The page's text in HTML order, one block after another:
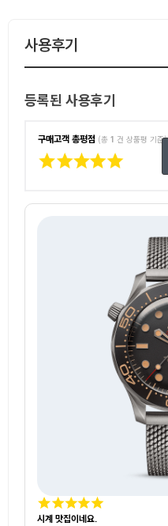
사용후기
등록된 사용후기
구매고객 총평점 (총 1 건 상품평 기준)
시계 맛집이네요.